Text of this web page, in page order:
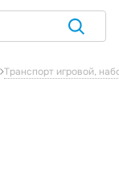
Транспорт игровой,